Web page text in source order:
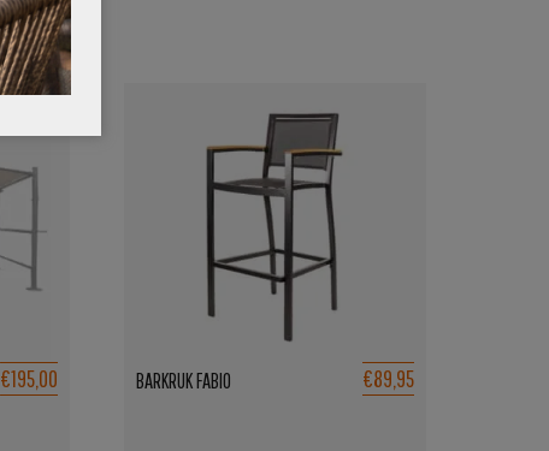
€195,00 BARKRUK FABIO €89,95